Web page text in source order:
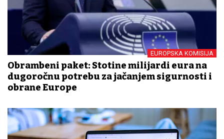
EUROPSKA KOMISIJA
Obrambeni paket: Stotine milijardi eura na
dugoročnu potrebu za jačanjem sigurnosti i
obrane Europe